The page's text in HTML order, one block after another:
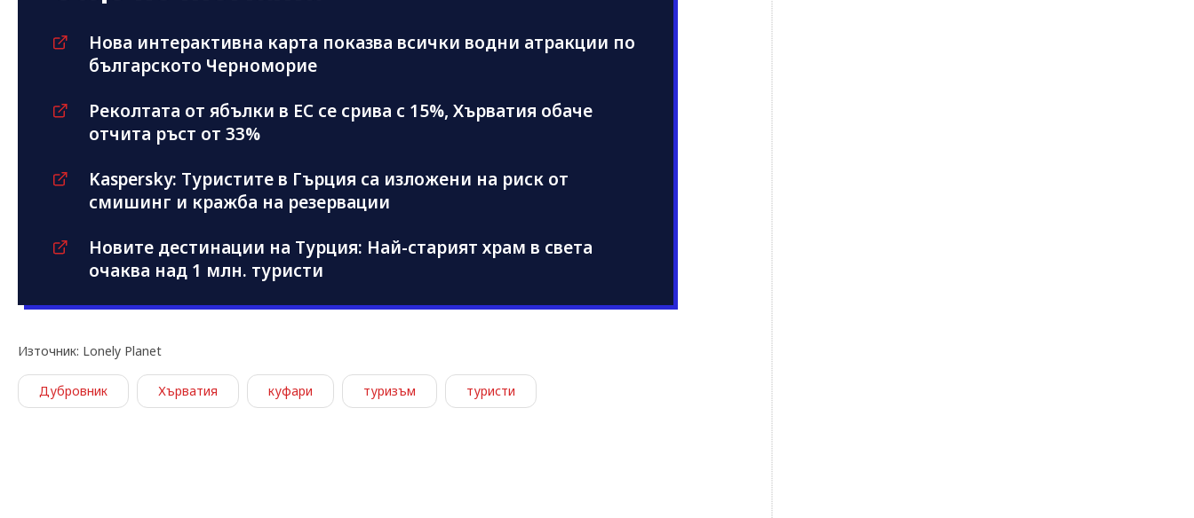
Нова интерактивна карта показва всички водни атракции по
българското Черноморие
Реколтата от ябълки в ЕС се срива с 15%, Хърватия обаче
отчита ръст от 33%
Kaspersky: Туристите в Гърция са изложени на риск от
смишинг и кражба на резервации
Новите дестинации на Турция: Най-старият храм в света
очаква над 1 млн. туристи
Източник: Lonely Planet
Дубровник Хърватия куфари туризъм туристи